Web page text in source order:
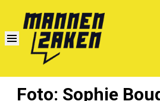
Foto: Sophie